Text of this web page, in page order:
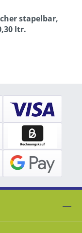
stapelbar,
ltr.